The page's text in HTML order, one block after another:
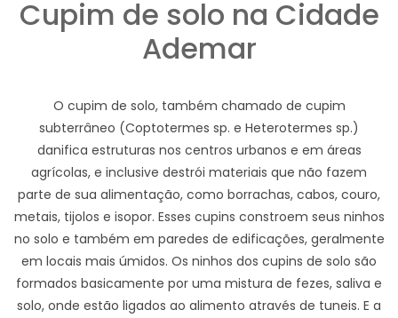
Cupim de solo na Cidade
Ademar
O cupim de solo, também chamado de cupim
subterrâneo (Coptotermes sp. e Heterotermes sp.)
danifica estruturas nos centros urbanos e em áreas
agrícolas, e inclusive destrói materiais que não fazem
parte de sua alimentação, como borrachas, cabos, couro,
metais, tijolos e isopor. Esses cupins constroem seus ninhos
no solo e também em paredes de edificações, geralmente
em locais mais úmidos. Os ninhos dos cupins de solo são
formados basicamente por uma mistura de fezes, saliva e
solo, onde estão ligados ao alimento através de tuneis. E a